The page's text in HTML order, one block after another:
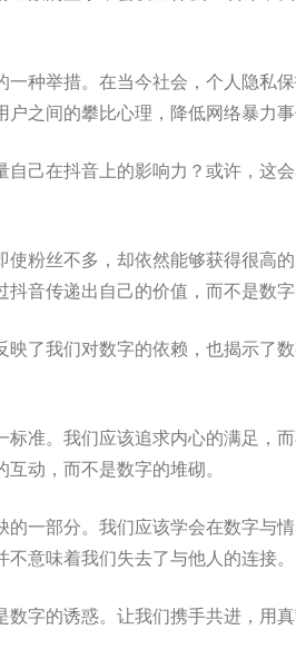
种举措。在当今社会，个人隐私
之间的攀比心理，降低网络暴力事
己在抖音上的影响力？或许，这
粉丝不多，却依然能够获得很高
音传递出自己的价值，而不是数字
了我们对数字的依赖，也揭示了
准。我们应该追求内心的满足，
动，而不是数字的堆砌。
一部分。我们应该学会在数字与
意味着我们失去了与他人的连接。
字的诱惑。让我们携手共进，用